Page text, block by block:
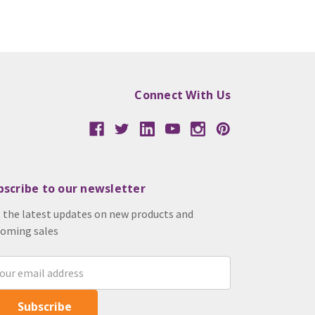
Connect With Us
to our newsletter
the latest updates on new products and
sales